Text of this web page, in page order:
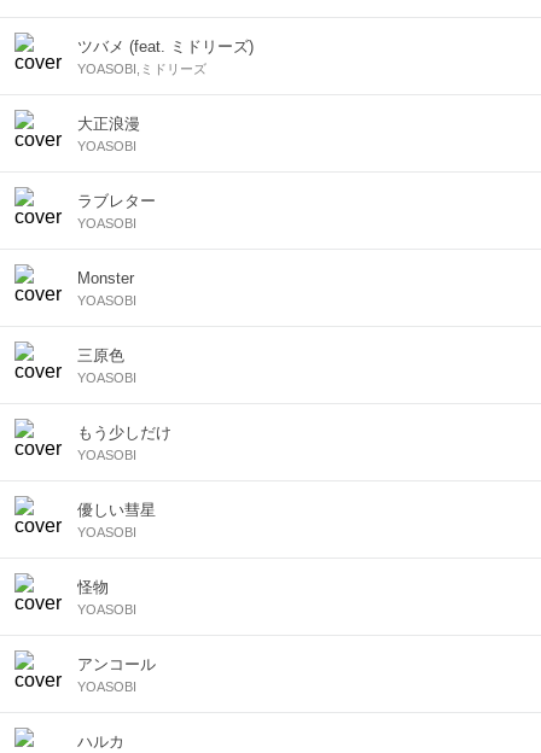
ツバメ (feat. ミドリーズ)
YOASOBI,ミドリーズ
大正浪漫
YOASOBI
ラブレター
YOASOBI
Monster
YOASOBI
三原色
YOASOBI
もう少しだけ
YOASOBI
優しい彗星
YOASOBI
怪物
YOASOBI
アンコール
YOASOBI
ハルカ